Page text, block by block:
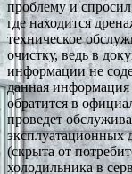
проблему и
где находится
техническое
очистку, ведь в
информации не
данная информация
обратится в
проведет
эксплуатационных
(скрыта от
холодильника в